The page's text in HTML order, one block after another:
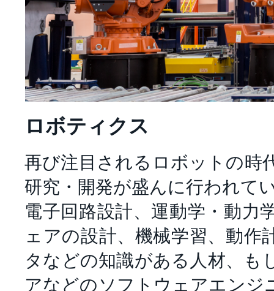
ロボティクス
再び注目されるロボットの時
研究・開発が盛んに行われて
電子回路設計、運動学・動力
ェアの設計、機械学習、動作
タなどの知識がある人材、も
アなどのソフトウェアエンジ